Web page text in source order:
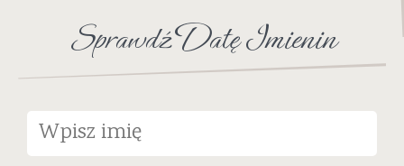
Sprawdź Datę Imienin